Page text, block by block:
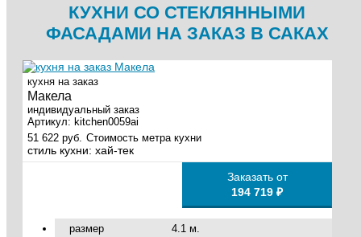
КУХНИ СО СТЕКЛЯННЫМИ
ФАСАДАМИ НА ЗАКАЗ В САКАХ
кухня на заказ
Макела
индивидуальный заказ
Артикул: kitchen0059ai
51 622 руб. Стоимость метра кухни
стиль кухни: хай-тек
Заказать от
194 719 ₽
размер 4.1 м.